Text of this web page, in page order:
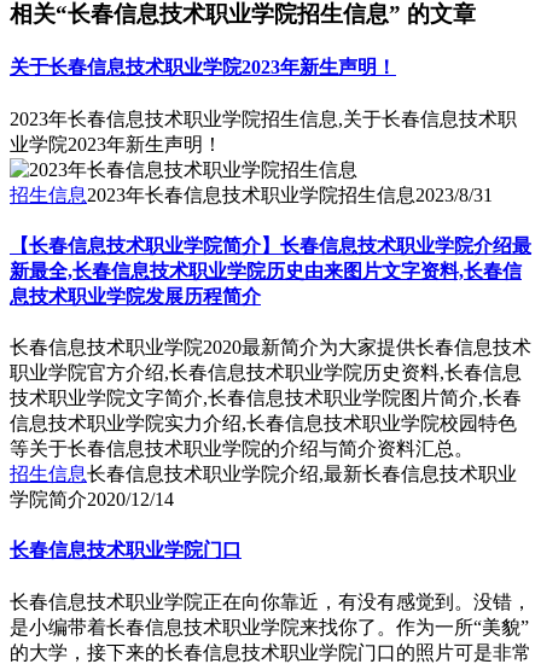
相关“长春信息技术职业学院招生信息” 的文章
关于长春信息技术职业学院2023年新生声明！
2023年长春信息技术职业学院招生信息,关于长春信息技术职
业学院2023年新生声明！
招生信息2023年长春信息技术职业学院招生信息2023/8/31
【长春信息技术职业学院简介】长春信息技术职业学院介绍最
新最全,长春信息技术职业学院历史由来图片文字资料,长春信
息技术职业学院发展历程简介
长春信息技术职业学院2020最新简介为大家提供长春信息技术
职业学院官方介绍,长春信息技术职业学院历史资料,长春信息
技术职业学院文字简介,长春信息技术职业学院图片简介,长春
信息技术职业学院实力介绍,长春信息技术职业学院校园特色
等关于长春信息技术职业学院的介绍与简介资料汇总。
招生信息长春信息技术职业学院介绍,最新长春信息技术职业
学院简介2020/12/14
长春信息技术职业学院门口
长春信息技术职业学院正在向你靠近，有没有感觉到。没错，
是小编带着长春信息技术职业学院来找你了。作为一所“美貌”
的大学，接下来的长春信息技术职业学院门口的照片可是非常